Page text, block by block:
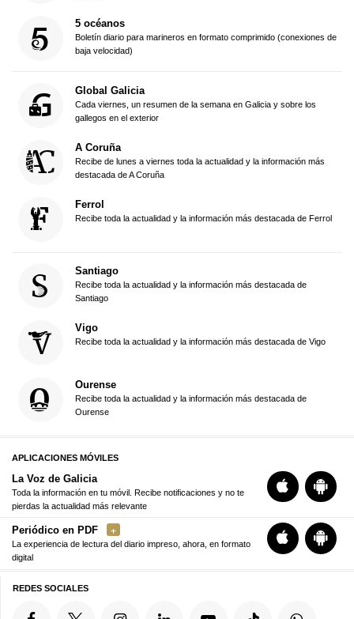
5 océanos
Boletín diario para marineros en formato comprimido (conexiones de
baja velocidad)
Global Galicia
Cada viernes, un resumen de la semana en Galicia y sobre los
gallegos en el exterior
A Coruña
Recibe de lunes a viernes toda la actualidad y la información más
destacada de A Coruña
Ferrol
Recibe toda la actualidad y la información más destacada de Ferrol
Santiago
Recibe toda la actualidad y la información más destacada de
Santiago
Vigo
Recibe toda la actualidad y la información más destacada de Vigo
Ourense
Recibe toda la actualidad y la información más destacada de
Ourense
APLICACIONES MÓVILES
La Voz de Galicia
Toda la información en tu móvil. Recibe notificaciones y no te
pierdas la actualidad más relevante
Periódico en PDF
La experiencia de lectura del diario impreso, ahora, en formato
digital
REDES SOCIALES